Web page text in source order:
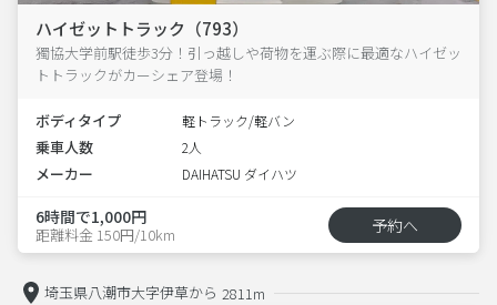
ハイゼットトラック（793）
獨協大学前駅徒歩3分！引っ越しや荷物を運ぶ際に最適なハイゼッ
トトラックがカーシェア登場！
ボディタイプ 軽トラック/軽バン
乗車人数 2人
メーカー DAIHATSU ダイハツ
6時間で1,000円
距離料金 150円/10km 予約へ
埼玉県八潮市大字伊草から 2811m